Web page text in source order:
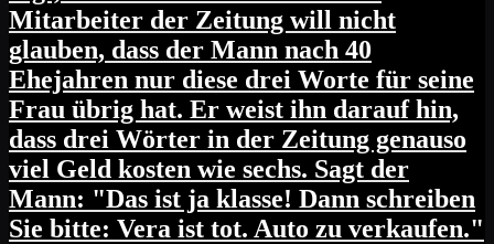
Mitarbeiter der Zeitung will nicht
glauben, dass der Mann nach 40
Ehejahren nur diese drei Worte für seine
Frau übrig hat. Er weist ihn darauf hin,
dass drei Wörter in der Zeitung genauso
viel Geld kosten wie sechs. Sagt der
Mann: "Das ist ja klasse! Dann schreiben
Sie bitte: Vera ist tot. Auto zu verkaufen."